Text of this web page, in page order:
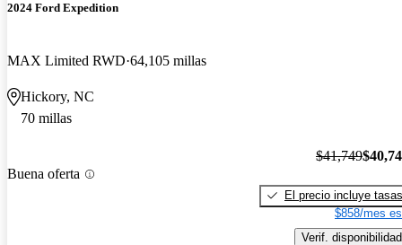
2024 Ford Expedition
MAX Limited RWD 64,105 millas
Hickory, NC
70 millas
Buena oferta
$41,749
El precio incluye tasas
$858/mes
Verif. disponibilidad